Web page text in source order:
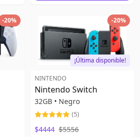
-20% -20%
¡Última disponible!
NINTENDO
Nintendo Switch
32GB • Negro
(5)
$4444 $5556